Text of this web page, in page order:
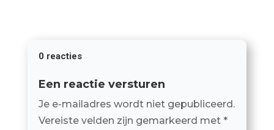
0 reacties
Een reactie versturen
Je e-mailadres wordt niet gepubliceerd.
Vereiste velden zijn gemarkeerd met *